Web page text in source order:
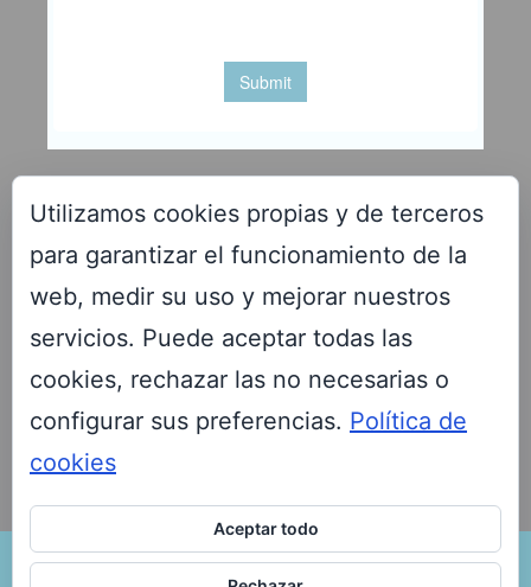
VENTAJAS PARA LOS SOCIOS DE LA FEFN
Descúbrelas aquí
Utilizamos cookies propias y de terceros
para garantizar el funcionamiento de la
web, medir su uso y mejorar nuestros
servicios. Puede aceptar todas las
cookies, rechazar las no necesarias o
configurar sus preferencias. Política de
cookies
Aceptar todo